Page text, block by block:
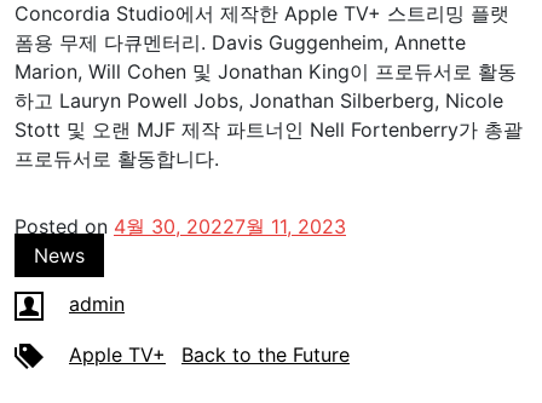
Concordia Studio에서 제작한 Apple TV+ 스트리밍 플랫
폼용 무제 다큐멘터리. Davis Guggenheim, Annette
Marion, Will Cohen 및 Jonathan King이 프로듀서로 활동
하고 Lauryn Powell Jobs, Jonathan Silberberg, Nicole
Stott 및 오랜 MJF 제작 파트너인 Nell Fortenberry가 총괄
프로듀서로 활동합니다.
Posted on 4월 30, 20227월 11, 2023
News
admin
Apple TV+ Back to the Future